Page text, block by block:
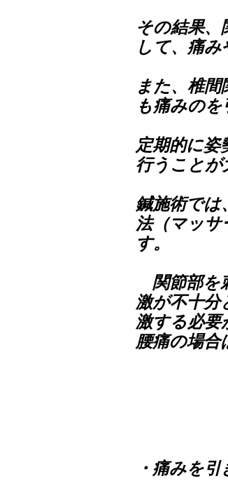
その結果
して、痛み
また、椎
も痛みの
定期的に姿
行うことが
鍼施術では
法（マッサ
す。
関節部を
激が不十分
激する必要
腰痛の場合
・痛みを